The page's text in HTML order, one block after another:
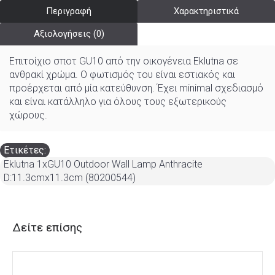
Περιγραφή Χαρακτηριστικά
Αξιολογήσεις (0)
Επιτοίχιο σποτ GU10 από την οικογένεια Eklutna σε
ανθρακί χρώμα. Ο φωτισμός του είναι εστιακός και
προέρχεται από μία κατεύθυνση. Έχει minimal σχεδιασμό
και είναι κατάλληλο για όλους τους εξωτερικούς
χώρους.
Ετικέτες:
Eklutna 1xGU10 Outdoor Wall Lamp Anthracite
D:11.3cmx11.3cm (80200544)
Δείτε επίσης